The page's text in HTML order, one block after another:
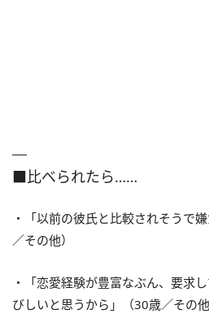
■比べられたら……
・「以前の彼氏と比較されそうで
／その他）
・「恋愛経験が豊富なぶん、要求
びしいと思うから」（30歳／その他